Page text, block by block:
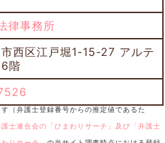
律事務所
西区江戸堀1-15-27 アルテ
階
（弁護士登録番号からの推定値であるた
護士連合会の「ひまわりサーチ」及び「弁護士